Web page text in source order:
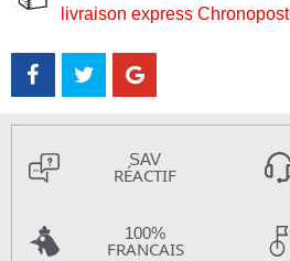
livraison express Chronopost
SAV
RÉACTIF
100%
FRANCAIS